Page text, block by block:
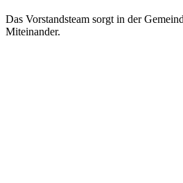
Das Vorstandsteam sorgt in der
Miteinander.